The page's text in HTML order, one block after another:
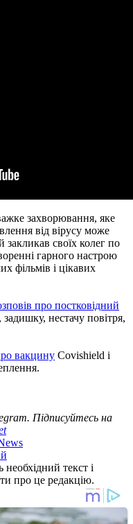
захворювання, яке
від вірусу може
своїх колег по
гарного настрою
фільмів і цікавих
про постковідний
задишку, нестачу повітря,
вакцину Covishield і
Підписуйтесь на
текст і
про це редакцію.